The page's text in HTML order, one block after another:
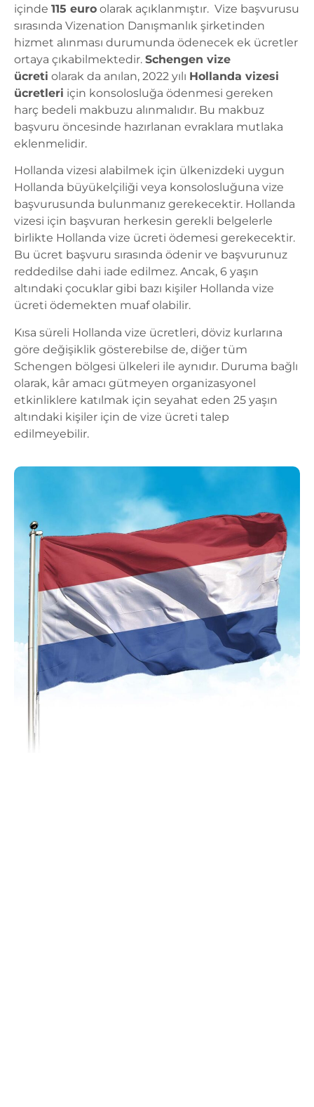
içinde 115 euro olarak açıklanmıştır. Vize başvurusu
sırasında Vizenation Danışmanlık şirketinden
hizmet alınması durumunda ödenecek ek ücretler
ortaya çıkabilmektedir. Schengen vize
ücreti olarak da anılan, 2022 yılı Hollanda vizesi
ücretleri için konsolosluğa ödenmesi gereken
harç bedeli makbuzu alınmalıdır. Bu makbuz
başvuru öncesinde hazırlanan evraklara mutlaka
eklenmelidir.
Hollanda vizesi alabilmek için ülkenizdeki uygun
Hollanda büyükelçiliği veya konsolosluğuna vize
başvurusunda bulunmanız gerekecektir. Hollanda
vizesi için başvuran herkesin gerekli belgelerle
birlikte Hollanda vize ücreti ödemesi gerekecektir.
Bu ücret başvuru sırasında ödenir ve başvurunuz
reddedilse dahi iade edilmez. Ancak, 6 yaşın
altındaki çocuklar gibi bazı kişiler Hollanda vize
ücreti ödemekten muaf olabilir.
Kısa süreli Hollanda vize ücretleri, döviz kurlarına
göre değişiklik gösterebilse de, diğer tüm
Schengen bölgesi ülkeleri ile aynıdır. Duruma bağlı
olarak, kâr amacı gütmeyen organizasyonel
etkinliklere katılmak için seyahat eden 25 yaşın
altındaki kişiler için de vize ücreti talep
edilmeyebilir.